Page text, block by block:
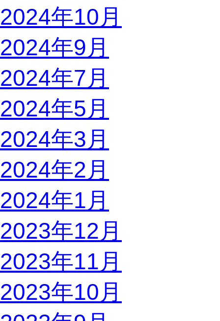
2024年10月
2024年9月
2024年7月
2024年5月
2024年3月
2024年2月
2024年1月
2023年12月
2023年11月
2023年10月